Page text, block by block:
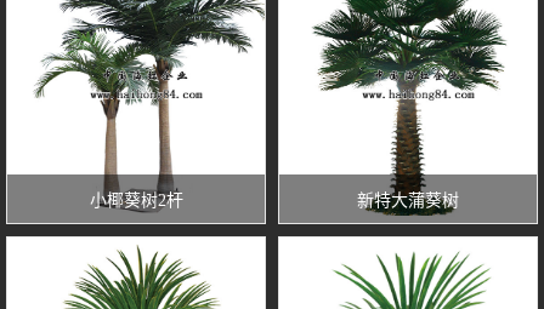
小椰葵树2杆 新特大蒲葵树